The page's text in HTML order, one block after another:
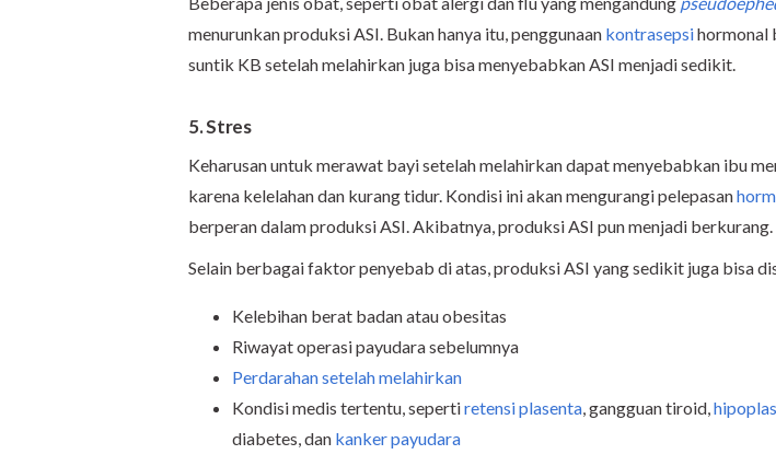
menurunkan produksi ASI. Bukan hanya itu, penggunaan kontrasepsihormonal
suntik KB setelah melahirkan juga bisa menyebabkan ASI menjadi sedikit.
5. Stres
Keharusan untuk merawat bayi setelah melahirkan dapat menyebabkan ibu
karena kelelahan dan kurang tidur. Kondisi ini akan mengurangi pelepasan
berperan dalam produksi ASI. Akibatnya, produksi ASI pun menjadi berkurang.
Selain berbagai faktor penyebab di atas, produksi ASI yang sedikit juga bisa
Kelebihan berat badan atau obesitas
Riwayat operasi payudara sebelumnya
Perdarahan setelah melahirkan
Kondisi medis tertentu, sepertiretensi plasenta, gangguan tiroid,
diabetes, dan kanker payudara